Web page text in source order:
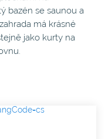
bazén se saunou a
má krásné
jako kurty na